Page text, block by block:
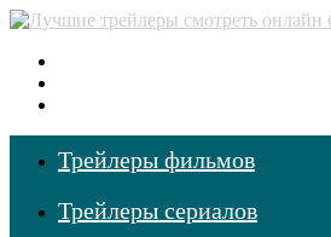
Трейлеры фильмов
Трейлеры сериалов